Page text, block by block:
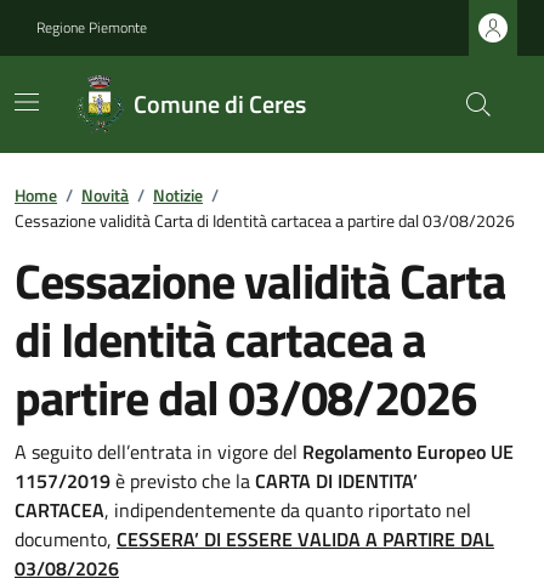
Regione Piemonte
Comune di Ceres
Home / Novità / Notizie /
Cessazione validità Carta di Identità cartacea a partire dal 03/08/2026
Cessazione validità Carta
di Identità cartacea a
partire dal 03/08/2026
A seguito dell’entrata in vigore del Regolamento Europeo UE
1157/2019è previsto che laCARTA DI IDENTITA’
CARTACEA, indipendentemente da quanto riportato nel
documento, CESSERA’ DI ESSERE VALIDA A PARTIRE DAL
03/08/2026